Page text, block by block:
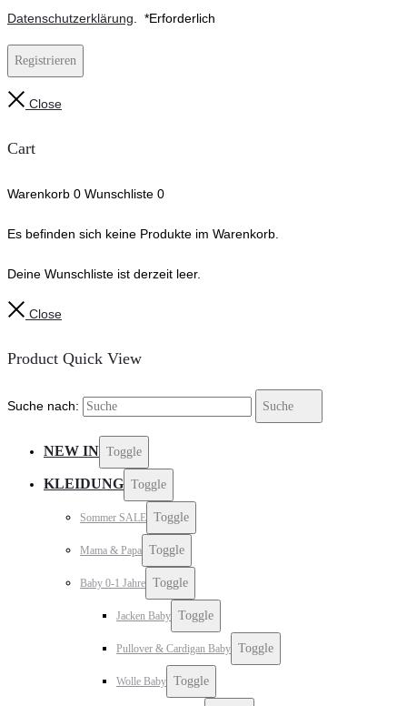
Datenschutzerklärung
*Erforderlich
Registrieren
Close
Cart
Warenkorb 0 Wunschliste 0
Es befinden sich keine Produkte im Warenkorb.
Deine Wunschliste ist derzeit leer.
Close
Product Quick View
Suche nach: Suche
NEW IN Toggle
KLEIDUNG Toggle
Sommer SALE Toggle
Mama & Papa Toggle
Baby 0-1 Jahre Toggle
Jacken Baby Toggle
Pullover & Cardigan Baby Toggle
Wolle Baby Toggle